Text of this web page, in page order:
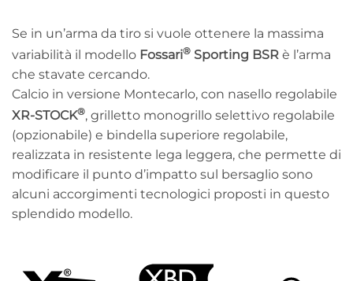
Se in un’arma da tiro si vuole ottenere la massima
variabilità il modello Fossari® Sporting BSR è l’arma
che stavate cercando.
Calcio in versione Montecarlo, con nasello regolabile
XR-STOCK®, grilletto monogrillo selettivo regolabile
(opzionabile) e bindella superiore regolabile,
realizzata in resistente lega leggera, che permette di
modificare il punto d’impatto sul bersaglio sono
alcuni accorgimenti tecnologici proposti in questo
splendido modello.